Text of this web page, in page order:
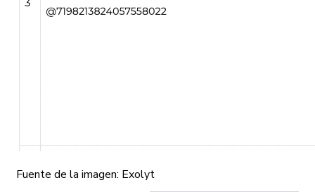
Fuente de la imagen: Exolyt